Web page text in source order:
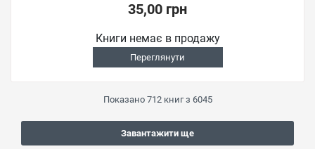
35,00 грн
Книги немає в продажу
Переглянути
Показано 712книг з 6045
Завантажити ще